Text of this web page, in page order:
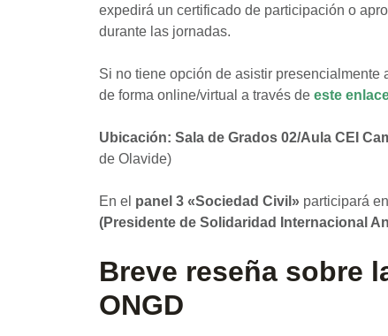
expedirá un certificado de participación o
durante las jornadas.
Si no tiene opción de asistir
de forma online/virtual a través de este
Ubicación: Sala de Grados 02/Aula CEI
de Olavide)
En el panel 3 «Sociedad Civil» participará
(Presidente de Solidaridad Internacional
Breve reseña sobre
ONGD